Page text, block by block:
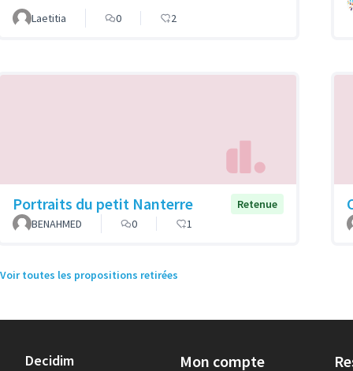
Laetitia 0 2
Portraits du petit Nanterre
Retenue
BENAHMED
0 1
Voir toutes les propositions retirées
Decidim Mon compte